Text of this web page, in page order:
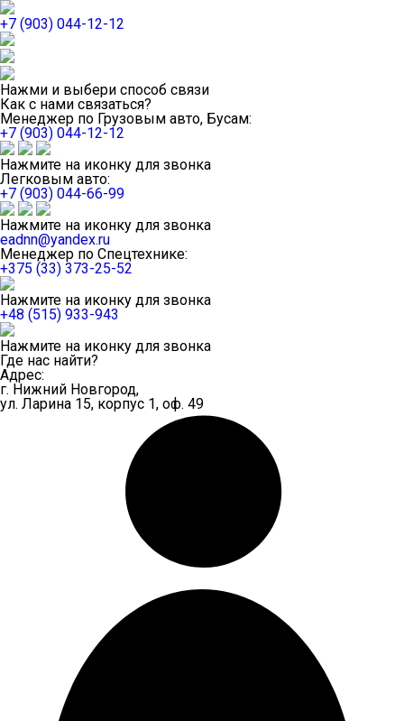
+7 (903) 044-12-12
Нажми и выбери способ связи
Как с нами связаться?
Менеджер по Грузовым авто, Бусам:
+7 (903) 044-12-12
Нажмите на иконку для звонка
Легковым авто:
+7 (903) 044-66-99
Нажмите на иконку для звонка
eadnn@yandex.ru
Менеджер по Спецтехнике:
+375 (33) 373-25-52
Нажмите на иконку для звонка
+48 (515) 933-943
Нажмите на иконку для звонка
Где нас найти?
Адрес:
г. Нижний Новгород,
ул. Ларина 15, корпус 1, оф. 49